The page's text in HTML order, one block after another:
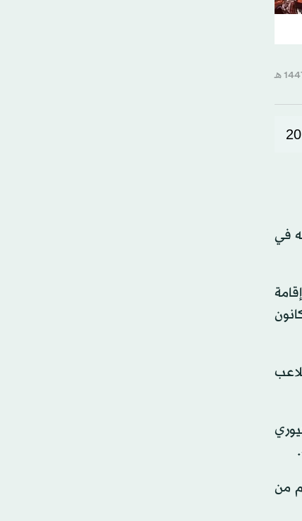
20
في
بين فيوري
من